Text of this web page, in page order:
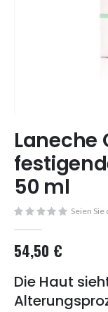
to
the
beginning
of
the
images
Laneche
50 ml
Seien
54,50 €
Die Haut